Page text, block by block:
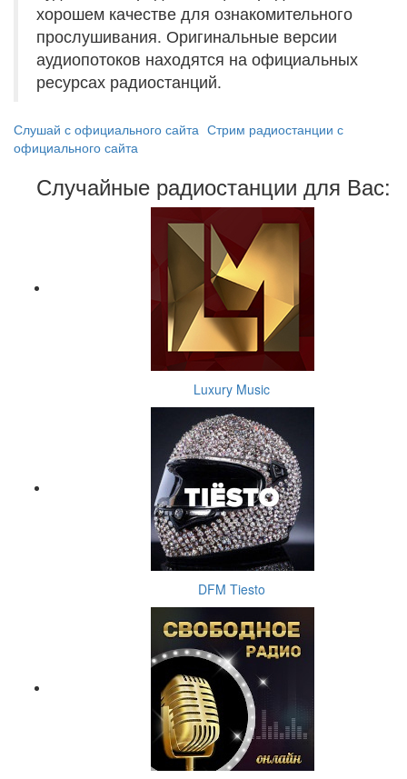
хорошем качестве для ознакомительного
прослушивания. Оригинальные версии
аудиопотоков находятся на официальных
ресурсах радиостанций.
Слушай с официального сайта Стрим радиостанции с
официального сайта
Случайные радиостанции для Вас:
Luxury Music
DFM Tiesto